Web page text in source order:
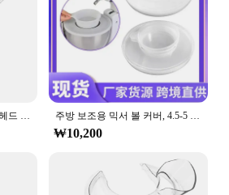
KitchenAid 4.5-5 쿼트 틸트 헤드 스탠드 믹서, 안전한 푸어링 쉴드 및 믹서 볼 커버, 믹서 스플래터 가드 뚜껑 주방 보조용 믹서 볼 커버, 4.5-5 쿼트 틸트 헤드 스탠드 믹서, 스플래터 가드 뚜껑, 재료 유출 방지
₩10,200